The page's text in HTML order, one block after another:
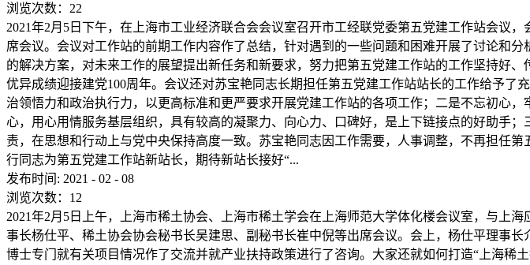
浏览次数： 22
2021年2月5日下午，在上海市工业经济联合会会议室召开市工经联党委第五党建工作站会议
席会议。会议对工作站的前期工作内容作了总结，针对遇到的一些问题和困难开展了讨论和
的解决方案，对未来工作的展望提出新任务和新要求，努力把第五党建工作站的工作坚持好
优异成绩迎接建党100周年。会议还对苏宝艳同志长期担任第五党建工作站站长的工作给予
治领悟力和政治执行力，以更高标准和更严要求开展党建工作站的各项工作；二是不忘初心
心，用心用情服务基层组织，具有较高的凝聚力、向心力、口碑好，是上下链接点的好助手
责，在思想和行动上与党中央保持高度一致。苏宝艳同志因工作需要，人事调整，不再担任
行同志为第五党建工作站新站长，期待新站长接好“...
发布时间: 2021 - 02 - 08
浏览次数： 12
2021年2月5日上午，上海市稀土协会、上海市稀土学会在上海师范大学体化楼会议室，与上
事长杨仕平、稀土协会协会秘书长吴建思、副秘书长崔中倪等出席会议。会上，杨仕平理事
博士专门就有关项目情况作了交流并就产业扶持政策进行了咨询。大家还就如何打造“上海